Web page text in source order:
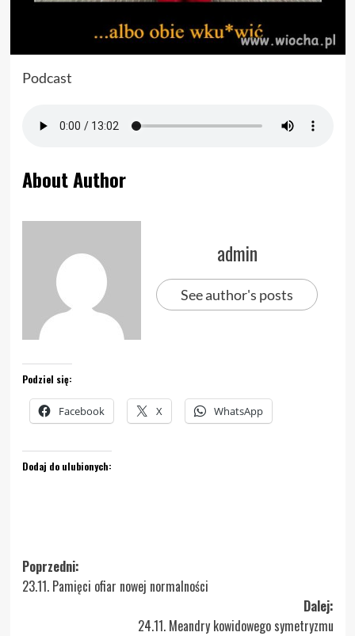
Podcast
About Author
admin
See author's posts
Podziel się:
Facebook X WhatsApp
Dodaj do ulubionych:
Zobacz
wpisy
Poprzedni:
23.11. Pamięci ofiar nowej normalności
Dalej:
24.11. Meandry kowidowego symetryzmu